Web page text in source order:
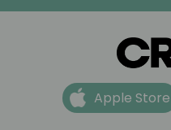
Apple Store